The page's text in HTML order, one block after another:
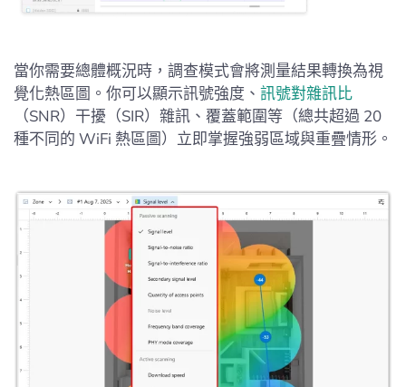
當你需要總體概況時，調查模式會將測量結果轉換為視
覺化熱區圖。你可以顯示訊號強度、 訊號對雜訊比
（SNR）干擾（SIR）雜訊、覆蓋範圍等（總共超過 20
種不同的 WiFi 熱區圖）立即掌握強弱區域與重疊情形。